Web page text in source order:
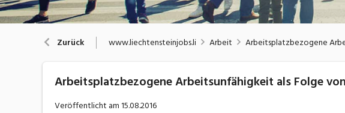
Arbeit Ausbildung /
Zurück www.liechtensteinjobs.li Arbeit Arbeitsplatzbezogene
Arbeitsplatzbezogene Arbeitsunfähigkeit als Folge
Veröffentlicht am15.08.2016